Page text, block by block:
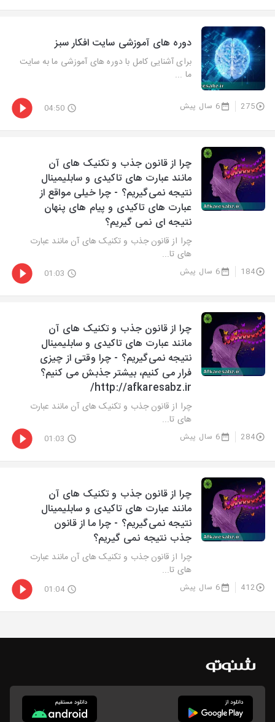
دوره های آموزشی سایت افکار سبز
برای آشنایی کامل با دوره های آموزشی ما به سایت
ما ...
275 6 سال پیش 04:50
چرا از قانون جذب و تکنیک های آن
مانند عبارت های تاکیدی و سابلیمینال
نتیجه نمی‌گیریم؟ - چرا خیلی مواقع از
عبارت های تاکیدی و پیام های پنهان
نتیجه ای نمی گیریم؟
چرا از قانون جذب و تکنیک های آن مانند عبارت
های تا...
184 6 سال پیش 01:03
چرا از قانون جذب و تکنیک های آن
مانند عبارت های تاکیدی و سابلیمینال
نتیجه نمی‌گیریم؟ - چرا وقتی از چیزی
فرار می کنیم، بیشتر جذبش می کنیم؟
http://afkaresabz.ir/
چرا از قانون جذب و تکنیک های آن مانند عبارت
های تا...
284 6 سال پیش 01:03
چرا از قانون جذب و تکنیک های آن
مانند عبارت های تاکیدی و سابلیمینال
نتیجه نمی‌گیریم؟ - چرا ما از قانون
جذب نتیجه نمی گیریم؟
چرا از قانون جذب و تکنیک های آن مانند عبارت
های تا...
412 6 سال پیش 01:04